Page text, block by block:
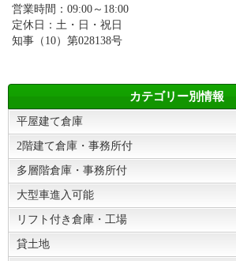
営業時間：09:00～18:00
定休日：土・日・祝日
知事（10）第028138号
カテゴリー別情報
平屋建て倉庫
2階建て倉庫・事務所付
多層階倉庫・事務所付
大型車進入可能
リフト付き倉庫・工場
貸土地